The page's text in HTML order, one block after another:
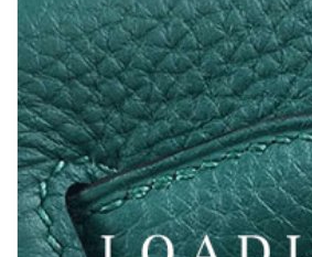
联系我们获得价格